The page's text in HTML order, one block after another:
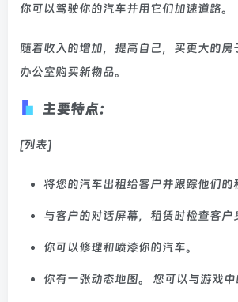
你可以驾驶你的汽车并用它们加速道路。
随着收入的增加，提高自己，买更大的房
办公室购买新物品。
主要特点：
[列表]
将您的汽车出租给客户并跟踪他们的
与客户的对话屏幕，租赁时检查客户
你可以修理和喷漆你的汽车。
你有一张动态地图。 您可以与游戏中